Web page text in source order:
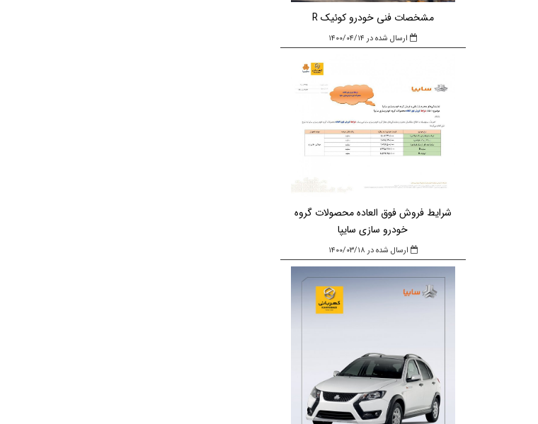
مشخصات فنی خودرو کوئیک R
ارسال شده در ۱۴۰۰/۰۴/۱۴
شرایط فروش فوق العاده محصولات گروه
خودرو سازی سایپا
ارسال شده در ۱۴۰۰/۰۳/۱۸